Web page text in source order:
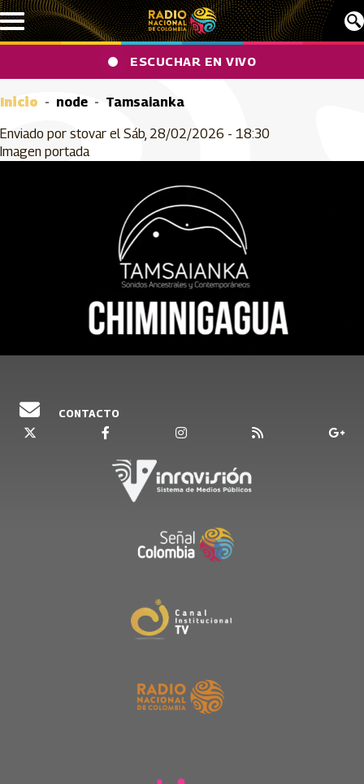
Pasar al contenido principal
ESCUCHAR EN VIVO
Inicio node Tamsaianka
Enviado por stovar el Sáb, 28/02/2026 - 18:30
Imagen portada
CONTACTO